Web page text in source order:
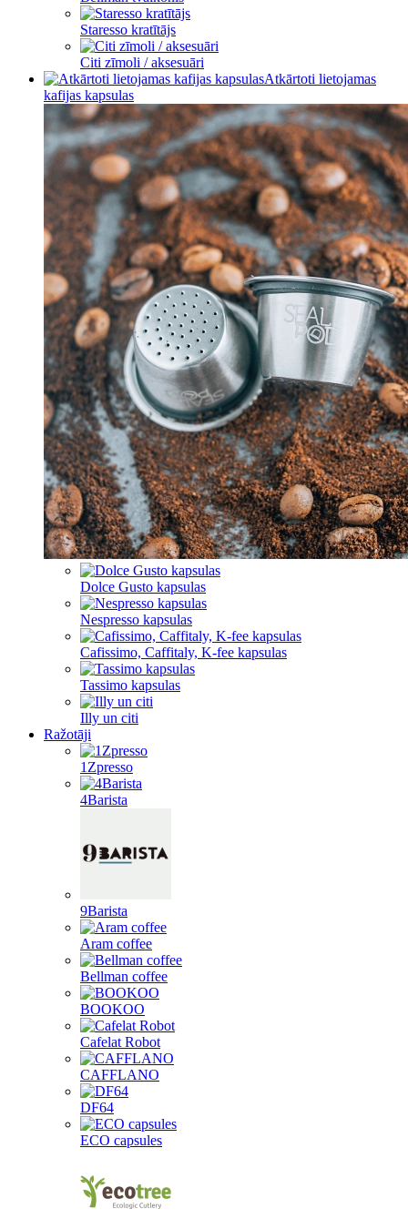
Staresso kratītājs
Citi zīmoli / aksesuāri
Atkārtoti lietojamas
kafijas kapsulas
Dolce Gusto kapsulas
Nespresso kapsulas
Cafissimo, Caffitaly, K-fee kapsulas
Tassimo kapsulas
Illy un citi
Ražotāji
1Zpresso
4Barista
9Barista
Aram coffee
Bellman coffee
BOOKOO
Cafelat Robot
CAFFLANO
DF64
ECO capsules